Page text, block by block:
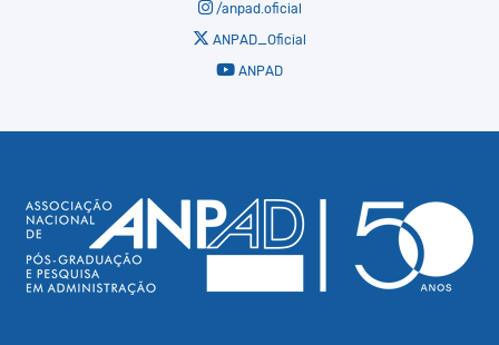
/anpad.oficial
ANPAD_Oficial
ANPAD